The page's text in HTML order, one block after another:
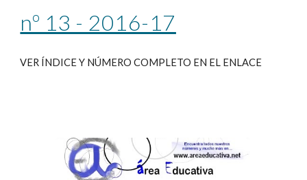
nº 13 - 2016-17
VER ÍNDICE Y NÚMERO COMPLETO EN EL ENLACE